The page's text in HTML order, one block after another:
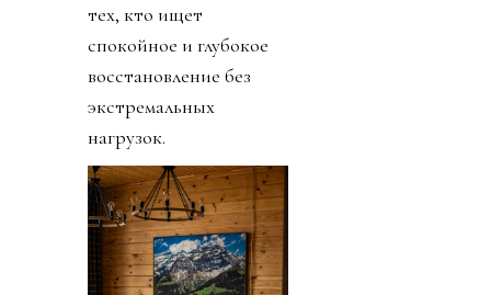
тех, кто ищет
спокойное и глубокое
восстановление без
экстремальных
нагрузок.